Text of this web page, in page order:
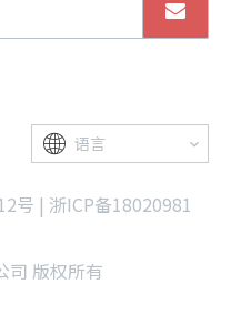
语言
号 | 浙ICP备18020981
司 版权所有